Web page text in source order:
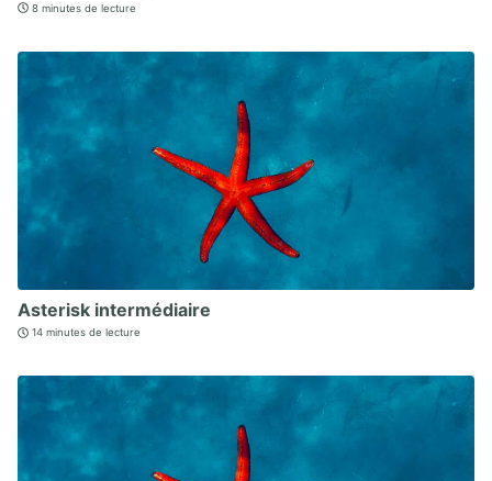
8 minutes de lecture
Asterisk intermédiaire
14 minutes de lecture